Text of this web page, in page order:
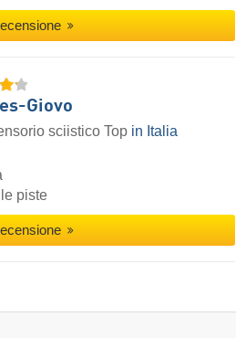
Giovo
sciistico Top in Italia
piste